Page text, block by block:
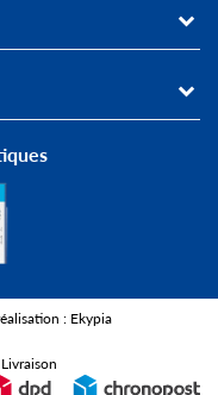
: Ekypia
Livraison